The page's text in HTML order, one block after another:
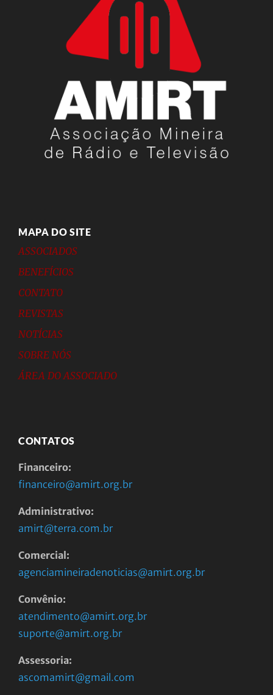
MAPA DO SITE
ASSOCIADOS
BENEFÍCIOS
CONTATO
REVISTAS
NOTÍCIAS
SOBRE NÓS
ÁREA DO ASSOCIADO
CONTATOS
Financeiro:
financeiro@amirt.org.br
Administrativo:
amirt@terra.com.br
Comercial:
agenciamineiradenoticias@amirt.org.br
Convênio:
atendimento@amirt.org.br
suporte@amirt.org.br
Assessoria:
ascomamirt@gmail.com